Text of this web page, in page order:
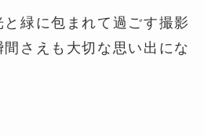
緑に包まれて過ごす撮影
さえも大切な思い出にな